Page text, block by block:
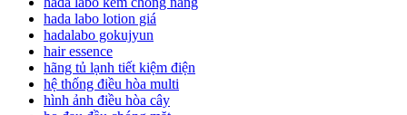
hada labo lotion giá
hadalabo gokujyun
hair essence
hãng tủ lạnh tiết kiệm điện
hệ thống điều hòa multi
hình ảnh điều hòa cây